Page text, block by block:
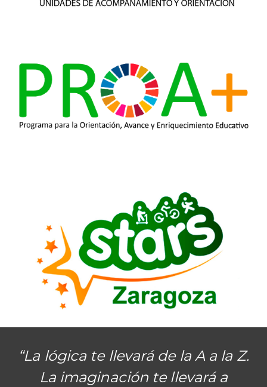
“La lógica te llevará de la A a la Z.
La imaginación te llevará a